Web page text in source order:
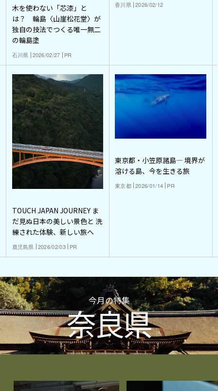
木を使わない「芯漆」と
は？ 輪島〈山崖松花堂〉が
独自の技法でつくる唯一無二
の輪島塗
石川県 2026/02/27 PR
香川県 2026/02/12
TOUCH JAPAN JOURNEY ま
だ見ぬ日本の美しい景色と 洗
練された体験、新しい旅へ
鹿児島県 2026/02/03 PR
東京都・小笠原諸島― 境界が
溶ける島、今を生きる旅
東京都 2026/01/14 PR
今月の特集
奈良県